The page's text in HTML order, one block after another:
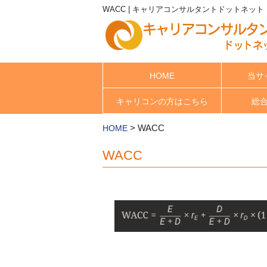
WACC | キャリアコンサルタントドットネット
HOME 当サ
キャリコンの方はこちら 総
HOME > WACC
WACC